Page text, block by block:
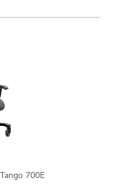
700E